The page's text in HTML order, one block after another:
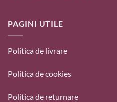
PAGINI UTILE
Politica de livrare
Politica de cookies
Politica de returnare